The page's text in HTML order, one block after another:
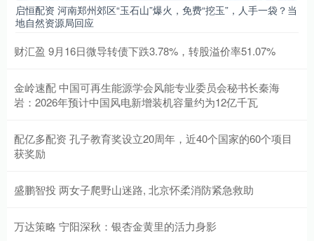
启恒配资 河南郑州郊区“玉石山”爆火，免费“挖玉”，人手一袋？当
地自然资源局回应
财汇盈 9月16日微导转债下跌3.78%，转股溢价率51.07%
金岭速配 中国可再生能源学会风能专业委员会秘书长秦海
岩：2026年预计中国风电新增装机容量约为12亿千瓦
配亿多配资 孔子教育奖设立20周年，近40个国家的60个项目
获奖励
盛鹏智投 两女子爬野山迷路, 北京怀柔消防紧急救助
万达策略 宁阳深秋：银杏金黄里的活力身影